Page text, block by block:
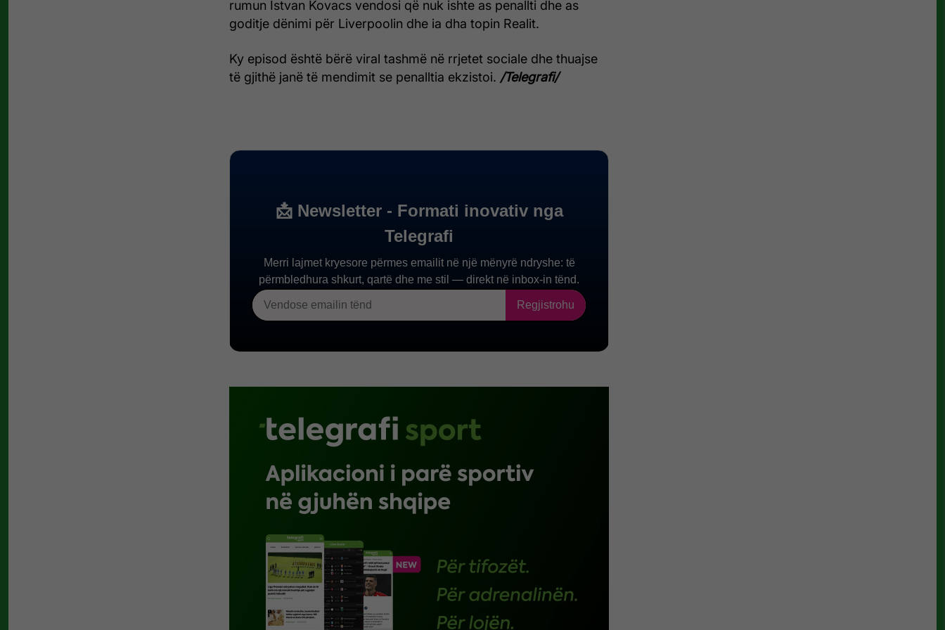
rumun Istvan Kovacs vendosi që nuk ishte as penallti dhe as
goditje dënimi për Liverpoolin dhe ia dha topin Realit.
Ky episod është bërë viral tashmë në rrjetet sociale dhe thuajse
të gjithë janë të mendimit se penalltia ekzistoi. /Telegrafi/